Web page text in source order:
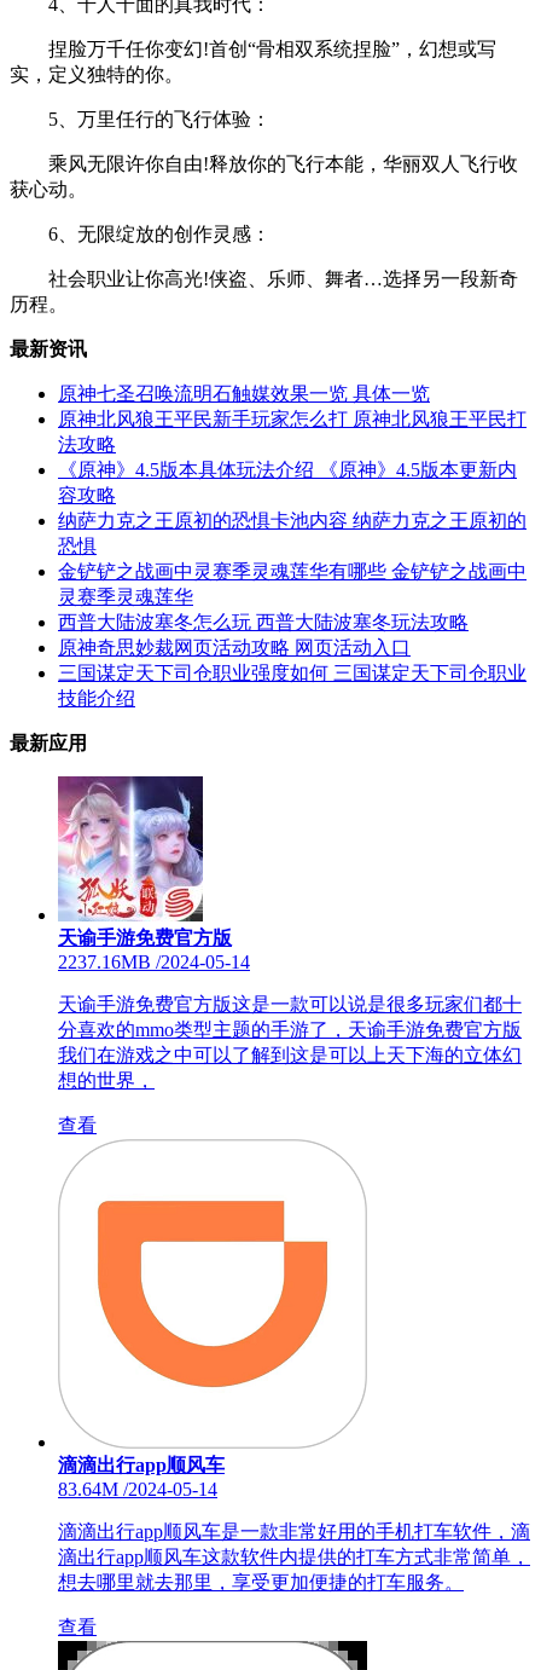
捏脸万千任你变幻!首创“骨相双系统捏脸”，幻想或写
实，定义独特的你。
5、万里任行的飞行体验：
乘风无限许你自由!释放你的飞行本能，华丽双人飞行收
获心动。
6、无限绽放的创作灵感：
社会职业让你高光!侠盗、乐师、舞者…选择另一段新奇
历程。
最新资讯
原神七圣召唤流明石触媒效果一览 具体一览
原神北风狼王平民新手玩家怎么打 原神北风狼王平民打
法攻略
《原神》4.5版本具体玩法介绍 《原神》4.5版本更新内
容攻略
纳萨力克之王原初的恐惧卡池内容 纳萨力克之王原初的
恐惧
金铲铲之战画中灵赛季灵魂莲华有哪些 金铲铲之战画中
灵赛季灵魂莲华
西普大陆波塞冬怎么玩 西普大陆波塞冬玩法攻略
原神奇思妙裁网页活动攻略 网页活动入口
三国谋定天下司仓职业强度如何 三国谋定天下司仓职业
技能介绍
最新应用
天谕手游免费官方版
2237.16MB /2024-05-14
天谕手游免费官方版这是一款可以说是很多玩家们都十
分喜欢的mmo类型主题的手游了，天谕手游免费官方版
我们在游戏之中可以了解到这是可以上天下海的立体幻
想的世界，
查看
滴滴出行app顺风车
83.64M /2024-05-14
滴滴出行app顺风车是一款非常好用的手机打车软件，滴
滴出行app顺风车这款软件内提供的打车方式非常简单，
想去哪里就去那里，享受更加便捷的打车服务。
查看